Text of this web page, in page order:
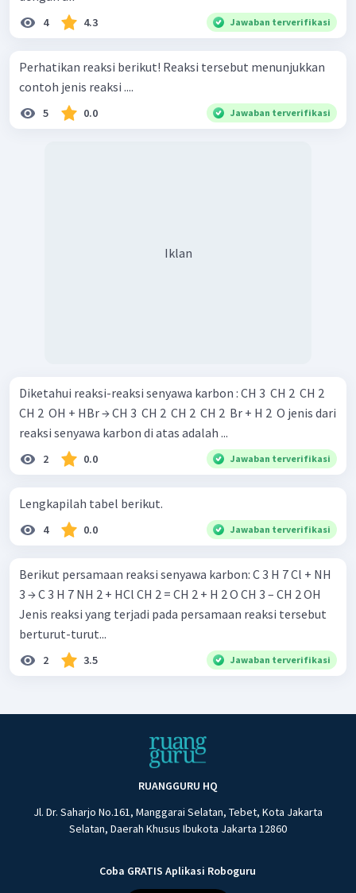
4 4.3 Jawaban terverifikasi
Perhatikan reaksi berikut! Reaksi tersebut menunjukkan
contoh jenis reaksi ....
5 0.0 Jawaban terverifikasi
Iklan
Diketahui reaksi-reaksi senyawa karbon : CH 3 ​ CH 2 ​ CH 2 ​
CH 2 ​ OH + HBr → CH 3 ​ CH 2 ​ CH 2 ​ CH 2 ​ Br + H 2 ​ O jenis dari
reaksi senyawa karbon di atas adalah ...
2 0.0 Jawaban terverifikasi
Lengkapilah tabel berikut.
4 0.0 Jawaban terverifikasi
Berikut persamaan reaksi senyawa karbon: C 3 H 7 Cl + NH
3 → C 3 H 7 NH 2 + HCl CH 2 = CH 2 + H 2 O CH 3 – CH 2 OH
Jenis reaksi yang terjadi pada persamaan reaksi tersebut
berturut-turut...
2 3.5 Jawaban terverifikasi
RUANGGURU HQ
Jl. Dr. Saharjo No.161, Manggarai Selatan, Tebet, Kota Jakarta
Selatan, Daerah Khusus Ibukota Jakarta 12860
Coba GRATIS Aplikasi Roboguru